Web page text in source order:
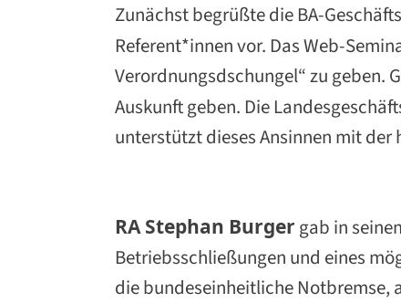
Zunächst begrüßte die BA-
Referent*innen vor. Das Web-
Verordnungsdschungel“ zu geben.
Auskunft geben. Die
unterstützt dieses Ansinnen mit
RA Stephan Burger gab in
Betriebsschließungen und eines
die bundeseinheitliche Notbremse,